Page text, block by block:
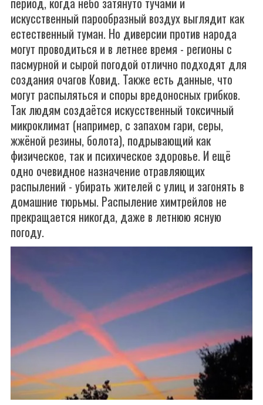
искусственный парообразный воздух выглядит как
естественный туман. Но диверсии против народа
могут проводиться и в летнее время - регионы с
пасмурной и сырой погодой отлично подходят для
создания очагов Ковид. Также есть данные, что
могут распыляться и споры вредоносных грибков.
Так людям создаётся искусственный токсичный
микроклимат (например, с запахом гари, серы,
жжёной резины, болота), подрывающий как
физическое, так и психическое здоровье. И ещё
одно очевидное назначение отравляющих
распылений - убирать жителей с улиц и загонять в
домашние тюрьмы. Распыление химтрейлов не
прекращается никогда, даже в летнюю ясную
погоду.